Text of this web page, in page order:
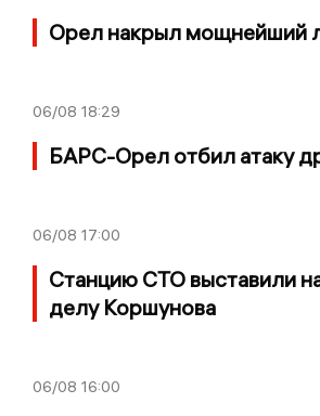
Орел накрыл мощнейший
06/08 18:29
БАРС-Орел отбил атаку
06/08 17:00
Станцию СТО выставили
делу Коршунова
06/08 16:00